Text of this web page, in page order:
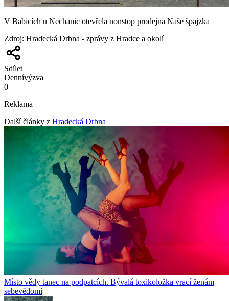
V Babicích u Nechanic otevřela nonstop prodejna Naše špajzka
Zdroj: Hradecká Drbna - zprávy z Hradce a okolí
Sdílet
Dennívýzva
0
Reklama
Další články z Hradecká Drbna
Místo vědy tanec na podpatcích. Bývalá toxikoložka vrací ženám
sebevědomí